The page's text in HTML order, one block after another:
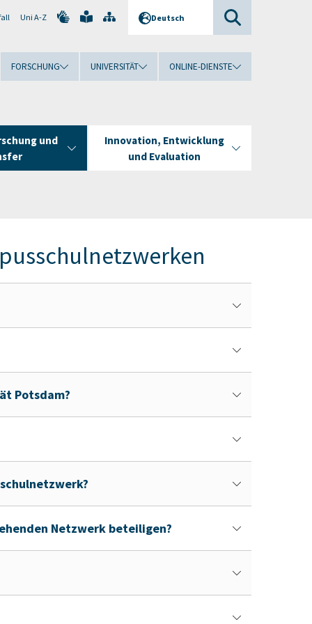
Uni A-Z Deutsch
FORSCHUNG UNIVERSITÄT ONLINE-DIENSTE
und
Innovation, Entwicklung
und Evaluation
Potsdam?
Netzwerk beteiligen?